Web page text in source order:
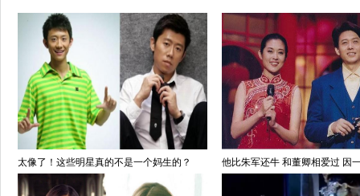
太像了！这些明星真的不是一个妈生的？ 他比朱军还牛 和董卿相爱过 因